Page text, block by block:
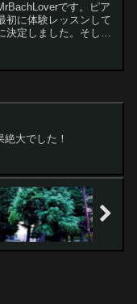
です。ピア
初に体験レッスンして
決定しました。そして
分のピアノ教室ダブル
大でした！